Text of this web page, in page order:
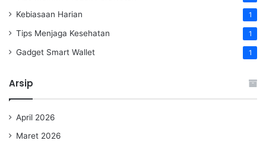
Kebiasaan Harian 1
Tips Menjaga Kesehatan 1
Gadget Smart Wallet 1
Arsip
April 2026
Maret 2026